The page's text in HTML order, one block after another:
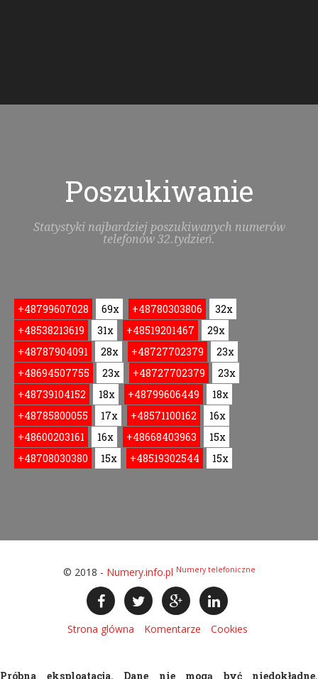
Poszukiwanie
Statystyki najbardziej poszukiwanych numerów
telefonów 32.tydzień.
+48799607028 69x +48780303806
32x
+48538213619
31x +48519201467
29x
+48787904091
28x +48727702379
23x
+48694507755
23x +48727702379
23x
+48739104152
18x +48799606449
18x
+48785800055
17x +48571100162
16x
+48600203161
16x +48668403963
15x
+48708030380
15x +48519302544 15x
© 2018 - Numery.info.pl Numery telefoniczne
Strona glówna Komentarze Cookies
Próbna eksploatacja. Dane nie mogą być niedokładne.